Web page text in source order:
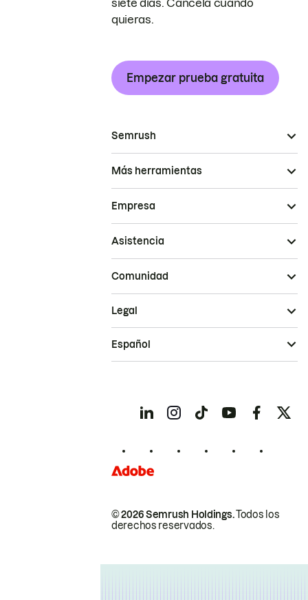
siete días. Cancela cuando
quieras.
Empezar prueba gratuita
Semrush
Más herramientas
Empresa
Asistencia
Comunidad
© 2026 Semrush Holdings.Todos los
derechos reservados.
Legal
Español